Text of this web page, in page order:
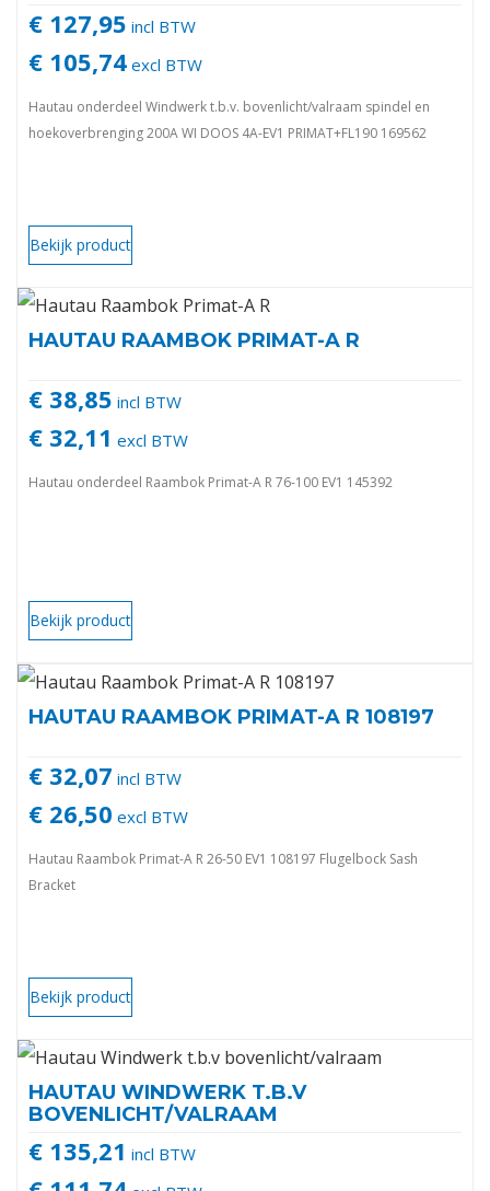
€ 127,95 incl BTW
€ 105,74 excl BTW
Hautau onderdeel Windwerk t.b.v. bovenlicht/valraam spindel en
hoekoverbrenging 200A WI DOOS 4A-EV1 PRIMAT+FL190 169562
Bekijk product
HAUTAU RAAMBOK PRIMAT-A R
€ 38,85 incl BTW
€ 32,11 excl BTW
Hautau onderdeel Raambok Primat-A R 76-100 EV1 145392
Bekijk product
HAUTAU RAAMBOK PRIMAT-A R 108197
€ 32,07 incl BTW
€ 26,50 excl BTW
Hautau Raambok Primat-A R 26-50 EV1 108197 Flugelbock Sash
Bracket
Bekijk product
HAUTAU WINDWERK T.B.V
BOVENLICHT/VALRAAM
€ 135,21 incl BTW